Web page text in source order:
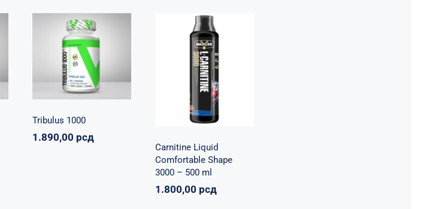
Tribulus 1000
Svi proizvodi
Vitalikum
Zdravko
1.890,00рсд
Tribulus 1000
1.890,00 рсд
Carnitine Liquid
Comfortable
Shape 3000 –
500 ml
Mršavko
proizvodi
1.800,00
Carnitine Liquid
Comfortable Shape
3000 – 500 ml
1.800,00 рсд